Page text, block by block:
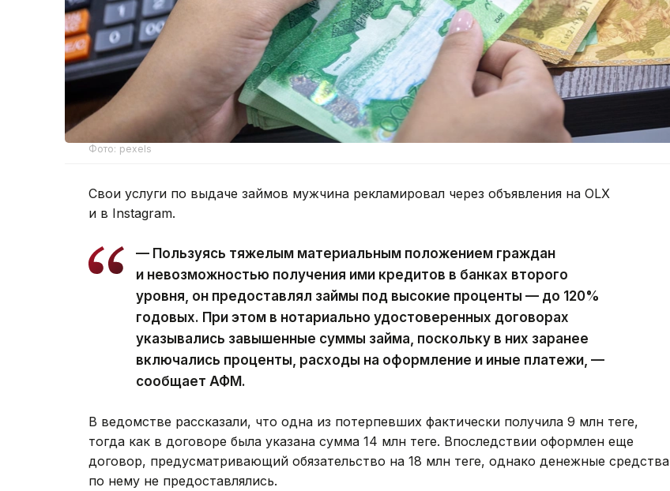
Фото: pexels
Свои услуги по выдаче займов мужчина рекламировал через объявления на OLX
и в Instagram.
— Пользуясь тяжелым материальным положением граждан
и невозможностью получения ими кредитов в банках второго
уровня, он предоставлял займы под высокие проценты — до 120%
годовых. При этом в нотариально удостоверенных договорах
указывались завышенные суммы займа, поскольку в них заранее
включались проценты, расходы на оформление и иные платежи, —
сообщает АФМ.
В ведомстве рассказали, что одна из потерпевших фактически получила 9 млн теңге,
тогда как в договоре была указана сумма 14 млн теңге. Впоследствии оформлен еще
договор, предусматривающий обязательство на 18 млн теңге, однако денежные средства
по нему не предоставлялись.